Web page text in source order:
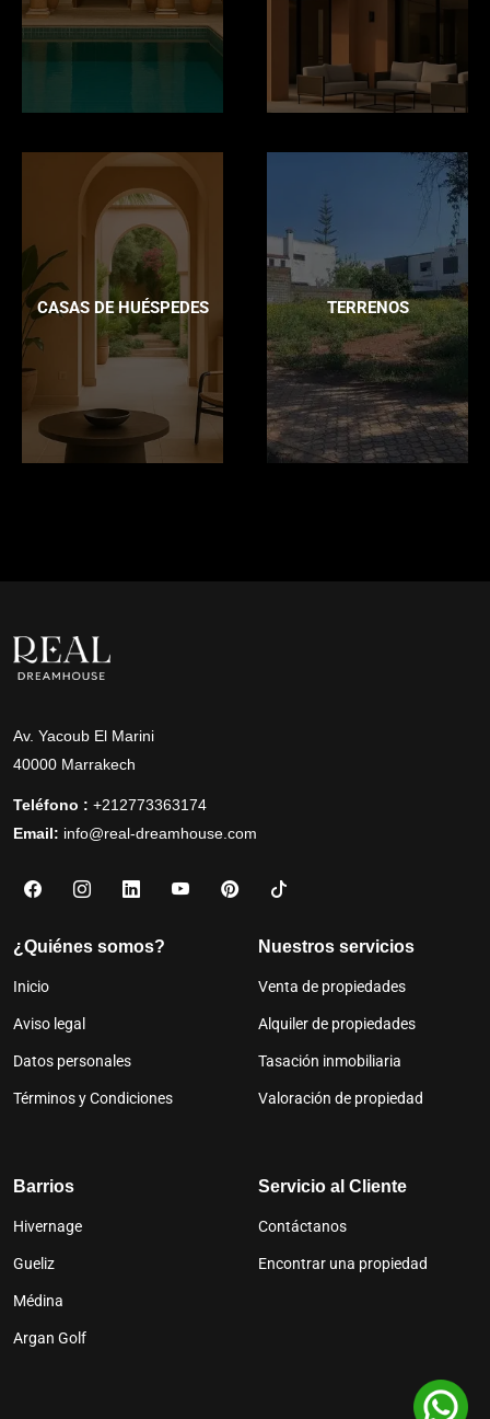
CASAS DE HUÉSPEDES TERRENOS
Av. Yacoub El Marini
40000 Marrakech
Teléfono : +212773363174
Email: info@real-dreamhouse.com
¿Quiénes somos?
Inicio
Aviso legal
Datos personales
Términos y Condiciones
Nuestros servicios
Venta de propiedades
Alquiler de propiedades
Tasación inmobiliaria
Valoración de propiedad
Barrios
Hivernage
Gueliz
Médina
Argan Golf
Servicio al Cliente
Contáctanos
Encontrar una propiedad